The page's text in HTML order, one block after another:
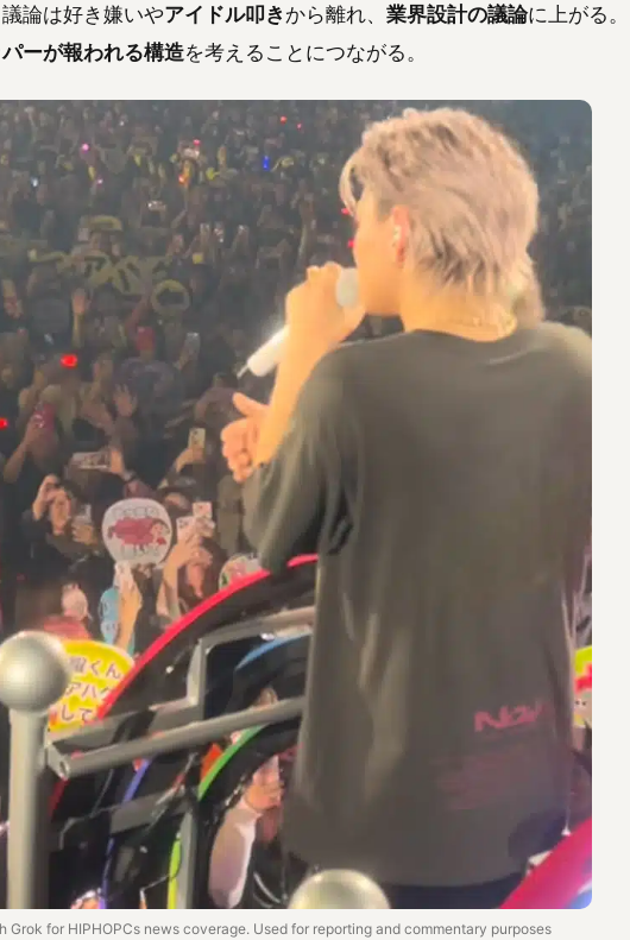
論は好き嫌いやアイドル叩き から離れ、 業界設計の議論に上がる。
ーが報われる構造を考えることにつながる。
Grok for HIPHOPCs news coverage. Used for reporting and commentary purposes